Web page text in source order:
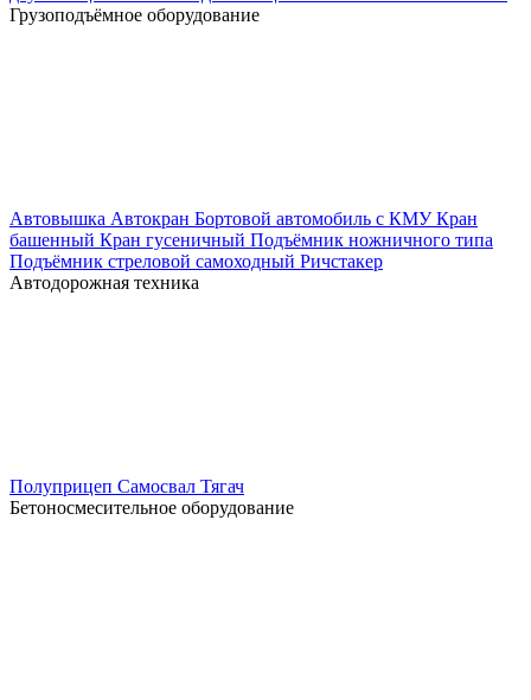
Грузоподъёмное оборудование
Автовышка Автокран Бортовой автомобиль с КМУКран
башенный Кран гусеничный Подъёмник ножничного типа
Подъёмник стреловой самоходный Ричстакер
Автодорожная техника
Полуприцеп Самосвал Тягач
Бетоносмесительное оборудование